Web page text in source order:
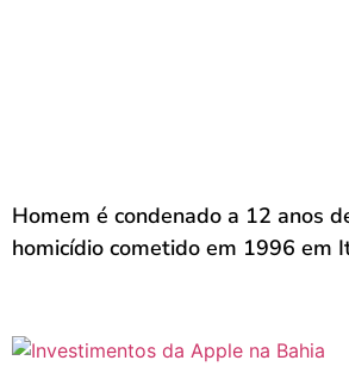
Homem é condenado a 12 anos
homicídio cometido em 1996 em